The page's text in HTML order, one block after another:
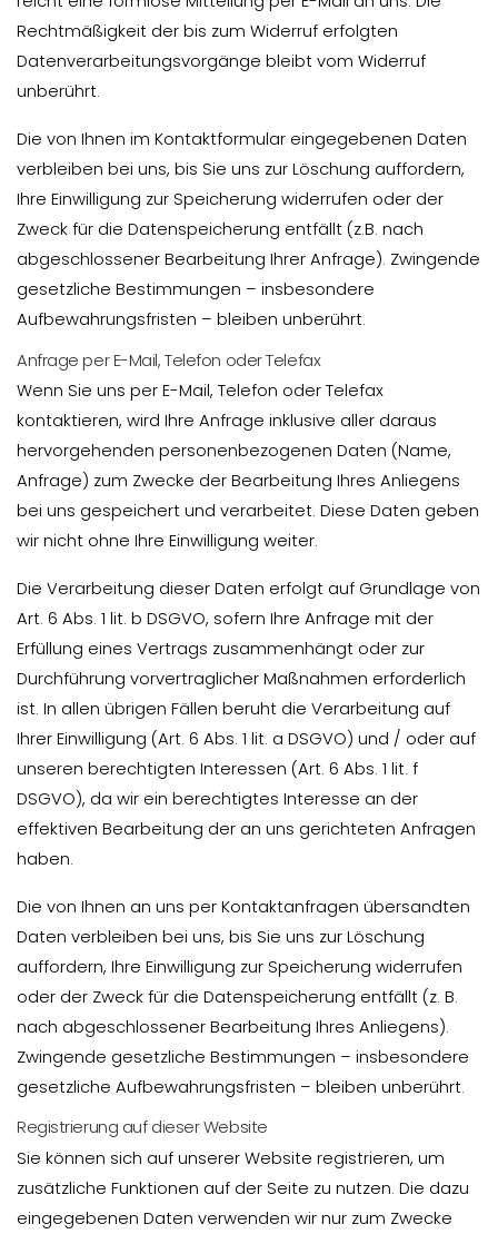
Rechtmäßigkeit der bis zum Widerruf erfolgten
Datenverarbeitungsvorgänge bleibt vom Widerruf
unberührt.
Die von Ihnen im Kontaktformular eingegebenen Daten
verbleiben bei uns, bis Sie uns zur Löschung auffordern,
Ihre Einwilligung zur Speicherung widerrufen oder der
Zweck für die Datenspeicherung entfällt (z.B. nach
abgeschlossener Bearbeitung Ihrer Anfrage). Zwingende
gesetzliche Bestimmungen – insbesondere
Aufbewahrungsfristen – bleiben unberührt.
Anfrage per E-Mail, Telefon oder Telefax
Wenn Sie uns per E-Mail, Telefon oder Telefax
kontaktieren, wird Ihre Anfrage inklusive aller daraus
hervorgehenden personenbezogenen Daten (Name,
Anfrage) zum Zwecke der Bearbeitung Ihres Anliegens
bei uns gespeichert und verarbeitet. Diese Daten geben
wir nicht ohne Ihre Einwilligung weiter.
Die Verarbeitung dieser Daten erfolgt auf Grundlage von
Art. 6 Abs. 1 lit. b DSGVO, sofern Ihre Anfrage mit der
Erfüllung eines Vertrags zusammenhängt oder zur
Durchführung vorvertraglicher Maßnahmen erforderlich
ist. In allen übrigen Fällen beruht die Verarbeitung auf
Ihrer Einwilligung (Art. 6 Abs. 1 lit. a DSGVO) und / oder auf
unseren berechtigten Interessen (Art. 6 Abs. 1 lit. f
DSGVO), da wir ein berechtigtes Interesse an der
effektiven Bearbeitung der an uns gerichteten Anfragen
haben.
Die von Ihnen an uns per Kontaktanfragen übersandten
Daten verbleiben bei uns, bis Sie uns zur Löschung
auffordern, Ihre Einwilligung zur Speicherung widerrufen
oder der Zweck für die Datenspeicherung entfällt (z. B.
nach abgeschlossener Bearbeitung Ihres Anliegens).
Zwingende gesetzliche Bestimmungen – insbesondere
gesetzliche Aufbewahrungsfristen – bleiben unberührt.
Registrierung auf dieser Website
Sie können sich auf unserer Website registrieren, um
zusätzliche Funktionen auf der Seite zu nutzen. Die dazu
eingegebenen Daten verwenden wir nur zum Zwecke